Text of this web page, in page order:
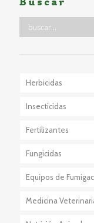
Herbicidas
Insecticidas
Fertilizantes
Fungicidas
Equipos de
Medicina